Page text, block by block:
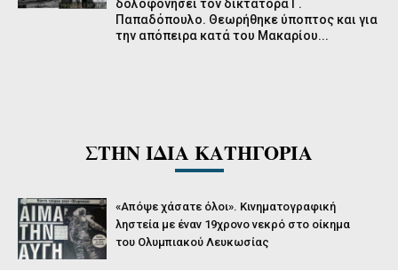
δολοφονήσει τον δικτάτορα Γ.
Παπαδόπουλο. Θεωρήθηκε ύποπτος και για
την απόπειρα κατά του Μακαρίου...
ΣΤΗΝ ΙΔΙΑ ΚΑΤΗΓΟΡΙΑ
«Απόψε χάσατε όλοι». Κινηματογραφική
ληστεία με έναν 19χρονο νεκρό στο οίκημα
του Ολυμπιακού Λευκωσίας